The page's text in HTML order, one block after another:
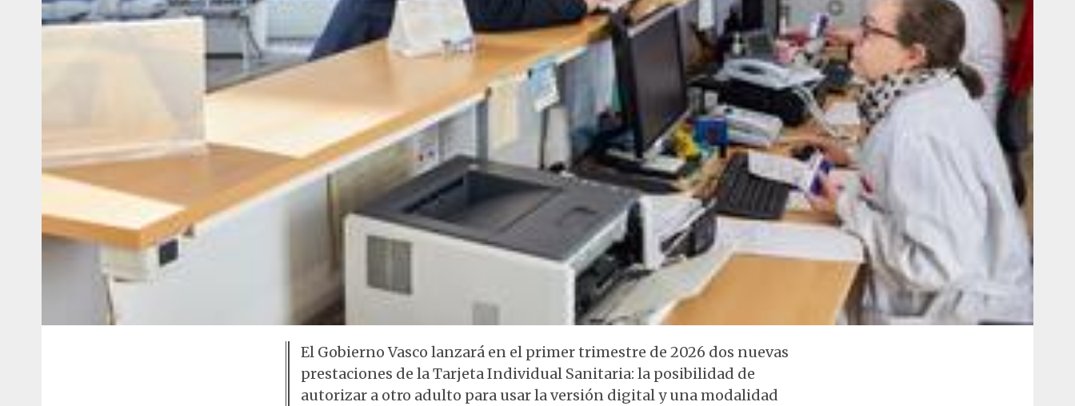
El Gobierno Vasco lanzará en el primer trimestre de 2026 dos nuevas
prestaciones de la Tarjeta Individual Sanitaria: la posibilidad de
autorizar a otro adulto para usar la versión digital y una modalidad